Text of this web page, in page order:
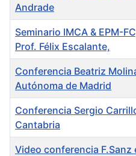
Andrade
Seminario IMCA & EPM-
Prof. Félix Escalante,
Conferencia Beatriz
Autónoma de Madrid
Conferencia Sergio
Cantabria
Video conferencia F.Sanz